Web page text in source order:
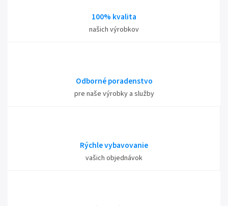
100% kvalita
našich výrobkov
Odborné poradenstvo
pre naše výrobky a služby
Rýchle vybavovanie
vašich objednávok